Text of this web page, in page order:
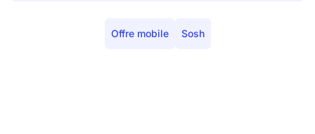
Offre mobile Sosh